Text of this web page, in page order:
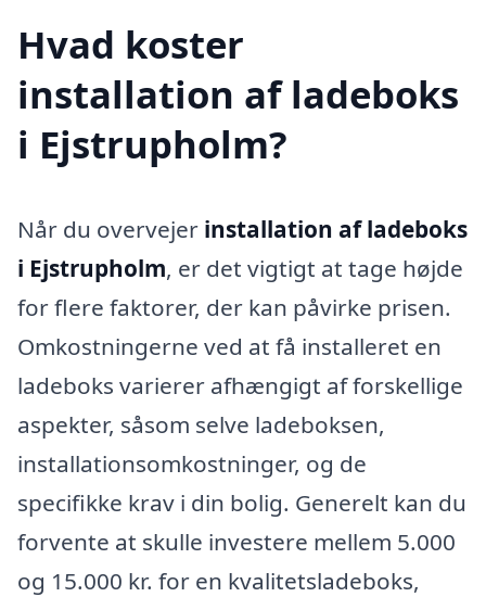
Hvad koster
installation af ladeboks
i Ejstrupholm?
Når du overvejer installation af ladeboks
i Ejstrupholm, er det vigtigt at tage højde
for flere faktorer, der kan påvirke prisen.
Omkostningerne ved at få installeret en
ladeboks varierer afhængigt af forskellige
aspekter, såsom selve ladeboksen,
installationsomkostninger, og de
specifikke krav i din bolig. Generelt kan du
forvente at skulle investere mellem 5.000
og 15.000 kr. for en kvalitetsladeboks,